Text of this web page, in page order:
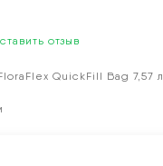
отзыв
QuickFill Bag 7,57 л